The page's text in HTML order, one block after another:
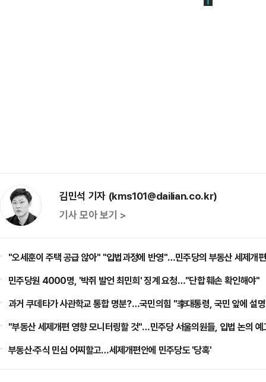
김민석 기자 (kms101@dailian.co.kr)
기사 모아 보기 >
"오세훈이 주택 공급 않아" "입법과정에 반영"…민주당의 부동산 세제개
민주당원 4000명, '박쥐 발언 최민희' 징계 요청…"단합 훼손 확인해야"
과거 쿠데타가 사관학교 통합 명분?…국민의힘 "李대통령, 국민 앞에 설
"부동산 세제개편 영향 모니터링할 것"…민주당 서울의원들, 입법 논의 예
부동산·주식 민심 어찌할고…세제개편안에 민주당도 '당혹'